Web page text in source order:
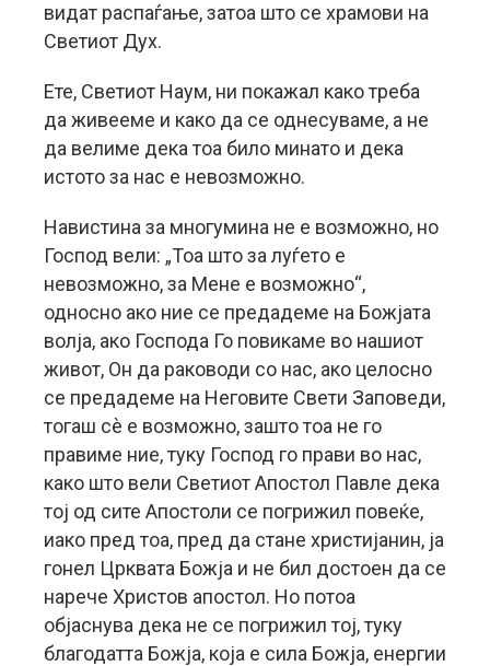
видат распаѓање, затоа што се храмови на
Светиот Дух.
Ете, Светиот Наум, ни покажал како треба
да живееме и како да се однесуваме, а не
да велиме дека тоа било минато и дека
истото за нас е невозможно.
Навистина за многумина не е возможно, но
Господ вели: „Тоа што за луѓето е
невозможно, за Мене е возможно“,
односно ако ние се предадеме на Божјата
волја, ако Господа Го повикаме во нашиот
живот, Он да раководи со нас, ако целосно
се предадеме на Неговите Свети Заповеди,
тогаш сè е возможно, зашто тоа не го
правиме ние, туку Господ го прави во нас,
како што вели Светиот Апостол Павле дека
тој од сите Апостоли се погрижил повеќе,
иако пред тоа, пред да стане христијанин, ја
гонел Црквата Божја и не бил достоен да се
нарече Христов апостол. Но потоа
објаснува дека не се погрижил тој, туку
благодатта Божја, која е сила Божја, енергии